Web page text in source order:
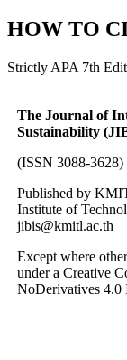
HOW TO
Strictly APA 7th
The Journal of
Sustainability
(ISSN 3088-
Published by
Institute of
jibis@kmitl.ac.th
Except where
under a Creative
NoDerivatives 4.0